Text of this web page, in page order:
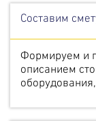
Составим
Формируем и
описанием